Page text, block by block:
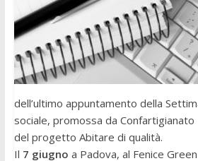
dell’ultimo appuntamento della
sociale, promossa da Confartigianato
del progetto Abitare di qualità.
Il 7 giugno a Padova, al Fenice